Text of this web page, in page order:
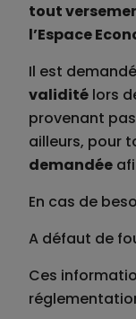
tout
l’Espace
Il est
validité lors
provenant pas
ailleurs, pour
demandée
En cas de
A défaut de
Ces